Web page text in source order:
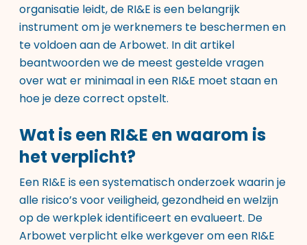
organisatie leidt, de RI&E is een belangrijk
instrument om je werknemers te beschermen en
te voldoen aan de Arbowet. In dit artikel
beantwoorden we de meest gestelde vragen
over wat er minimaal in een RI&E moet staan en
hoe je deze correct opstelt.
Wat is een RI&E en waarom is
het verplicht?
Een RI&E is een systematisch onderzoek waarin je
alle risico’s voor veiligheid, gezondheid en welzijn
op de werkplek identificeert en evalueert. De
Arbowet verplicht elke werkgever om een RI&E